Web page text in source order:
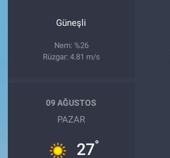
Güneşli
Nem: %26
Rüzgar: 4.81 m/s
09 AĞUSTOS
PAZAR
27°